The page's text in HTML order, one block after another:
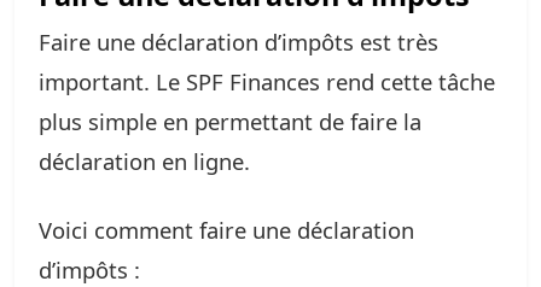
Faire une déclaration d’impôts est très
important. Le SPF Finances rend cette tâche
plus simple en permettant de faire la
déclaration en ligne.
Voici comment faire une déclaration
d’impôts :